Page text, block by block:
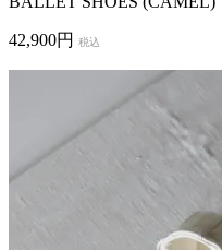
42,900円 税込